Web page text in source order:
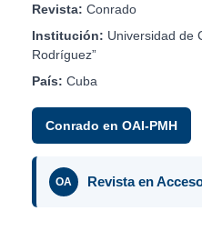
Revista: Conrado
Institución: Universidad de
Rodríguez”
País: Cuba
Conrado en OAI-PMH
OA Revista en